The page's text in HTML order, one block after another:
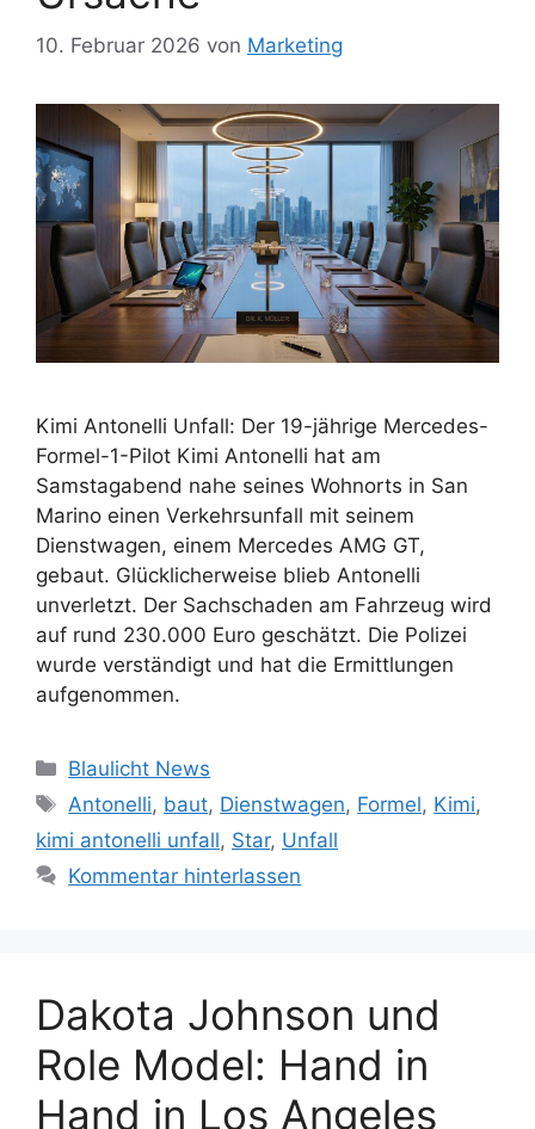
10. Februar 2026 von Marketing
Kimi Antonelli Unfall: Der 19-jährige Mercedes-
Formel-1-Pilot Kimi Antonelli hat am
Samstagabend nahe seines Wohnorts in San
Marino einen Verkehrsunfall mit seinem
Dienstwagen, einem Mercedes AMG GT,
gebaut. Glücklicherweise blieb Antonelli
unverletzt. Der Sachschaden am Fahrzeug wird
auf rund 230.000 Euro geschätzt. Die Polizei
wurde verständigt und hat die Ermittlungen
aufgenommen.
Kategorien
Blaulicht News
Schlagwörter
Antonelli, baut, Dienstwagen, Formel, Kimi,
kimi antonelli unfall, Star, Unfall
Kommentar hinterlassen
Dakota Johnson und
Role Model: Hand in
Hand in Los Angeles